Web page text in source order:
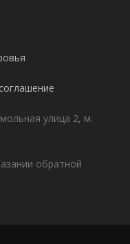
улица 2, м.
обратной